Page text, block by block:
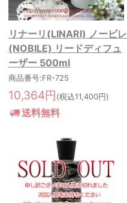
リナーリ(LINARI) ノービレ
(NOBILE) リードディフュ
ーザー 500ml
商品番号:FR-725
10,364円 (税込11,400円)
送料無料